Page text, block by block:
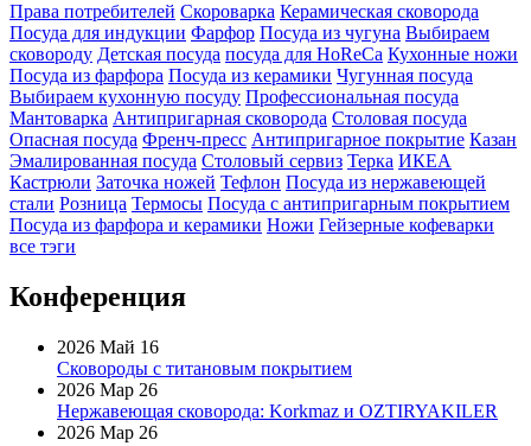
Права потребителей Скороварка Керамическая сковорода
Посуда для индукции Фарфор Посуда из чугуна Выбираем
сковороду Детская посуда посуда для HoReCa Кухонные ножи
Посуда из фарфора Посуда из керамики Чугунная посуда
Выбираем кухонную посуду Профессиональная посуда
Мантоварка Антипригарная сковорода Столовая посуда
Опасная посуда Френч-пресс Антипригарное покрытие Казан
Эмалированная посуда Столовый сервиз Терка ИКЕА
Кастрюли Заточка ножей Тефлон Посуда из нержавеющей
стали Розница Термосы Посуда с антипригарным покрытием
Посуда из фарфора и керамики Ножи Гейзерные кофеварки
все тэги
Конференция
2026 Май 16
Сковороды с титановым покрытием
2026 Мар 26
Нержавеющая сковорода: Korkmaz и OZTIRYAKILER
2026 Мар 26